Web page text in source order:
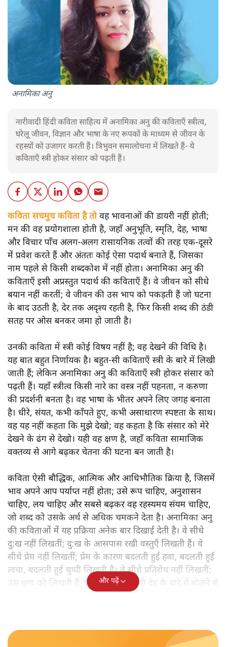
अनामिका अनु
नारीवादी हिंदी कविता साहित्य में अनामिका अनु की कविताएँ स्त्रीत्व,
घरेलू जीवन, विज्ञान और भाषा के नए रूपकों के माध्यम से जीवन के
रहस्यों को उजागर करती हैं। त्रिभुवन समालोचना में लिखते हैं- ये
कविताएँ स्त्री होकर संसार को पढ़ती हैं।
कविता सचमुच कविता है तोवह भावनाओं की डायरी नहीं होती;
मन की वह प्रयोगशाला होती है, जहाँ अनुभूति, स्मृति, देह, भाषा
और विचार पाँच अलग-अलग रासायनिक तत्वों की तरह एक-दूसरे
में प्रवेश करते हैं और अंततः कोई ऐसा पदार्थ बनाते हैं, जिसका
नाम पहले से किसी शब्दकोश में नहीं होता। अनामिका अनु की
कविताएँ इसी अप्रस्तुत पदार्थ की कविताएँ हैं। वे जीवन को सीधे
बयान नहीं करतीं; वे जीवन की उस भाप को पकड़ती हैं जो घटना
के बाद उठती है, देर तक अदृश्य रहती है, फिर किसी शब्द की ठंडी
सतह पर ओस बनकर जमा हो जाती है।
उनकी कविता में स्त्री कोई विषय नहीं है; वह देखने की विधि है।
यह बात बहुत निर्णायक है। बहुत-सी कविताएँ स्त्री के बारे में लिखी
जाती हैं; लेकिन अनामिका अनु की कविताएँ स्त्री होकर संसार को
पढ़ती हैं। यहाँ स्त्रीत्व किसी नारे का वस्त्र नहीं पहनता, न करुणा
की प्रदर्शनी बनता है। वह भाषा के भीतर अपने लिए जगह बनाता
है। धीरे, संयत, कभी काँपते हुए, कभी असाधारण स्पष्टता के साथ।
वह यह नहीं कहता कि मुझे देखो; वह कहता है कि संसार को मेरे
देखने के ढंग से देखो। यही वह क्षण है, जहाँ कविता सामाजिक
वक्तव्य से आगे बढ़कर चेतना की घटना बन जाती है।
कविता ऐसी बौद्धिक, आत्मिक और आधिभौतिक क्रिया है, जिसमें
भाव अपने आप पर्याप्त नहीं होता; उसे रूप चाहिए, अनुशासन
चाहिए, लय चाहिए और सबसे बढ़कर वह रहस्यमय संयम चाहिए,
जो शब्द को उसके अर्थ से अधिक चमकने देता है। अनामिका अनु
की कविताओं में यह प्रक्रिया अनेक बार दिखाई देती है। वे सीधे
दु:ख नहीं लिखतीं; दु:ख के आसपास रखी वस्तुएँ लिखती हैं। वे
सीधे प्रेम नहीं लिखतीं; प्रेम के कारण बदलती हुई हवा, बदलती हुई
त्वचा, बदलती हुई चुप्पी लिखती हैं। वे सीधे प्रतिरोध नहीं लिखतीं;
उस क्षण को लिखती हैं, जब एक स्त्री अपनी देह के बारे में बोलने से
और पढ़ें